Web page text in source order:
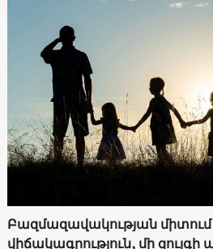
Բազմազավակության
վիճակագրություն, մի զույգի